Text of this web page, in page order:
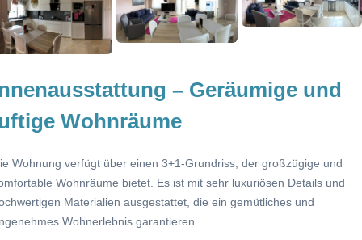
– Geräumige und
Wohnräume
Wohnung verfügt über einen 3+1-Grundriss, der großzügige und
Wohnräume bietet. Es ist mit sehr luxuriösen Details und
Materialien ausgestattet, die ein gemütliches und
Wohnerlebnis garantieren.